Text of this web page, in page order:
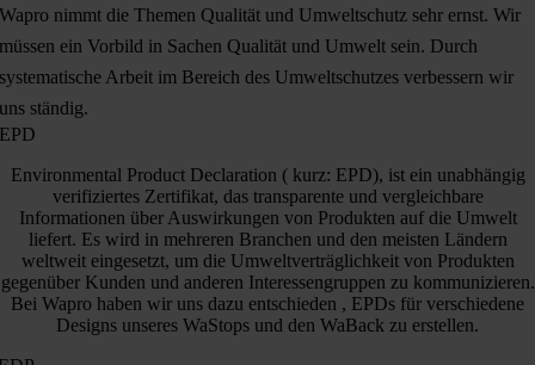
Wapro nimmt die Themen Qualität und Umweltschutz sehr ernst. Wir
müssen ein Vorbild in Sachen Qualität und Umwelt sein. Durch
systematische Arbeit im Bereich des Umweltschutzes verbessern wir
uns ständig.
EPD
Environmental Product Declaration ( kurz: EPD), ist ein unabhängig
verifiziertes Zertifikat, das transparente und vergleichbare
Informationen über Auswirkungen von Produkten auf die Umwelt
liefert. Es wird in mehreren Branchen und den meisten Ländern
weltweit eingesetzt, um die Umweltverträglichkeit von Produkten
gegenüber Kunden und anderen Interessengruppen zu kommunizieren.
Bei Wapro haben wir uns dazu entschieden , EPDs für verschiedene
Designs unseres WaStops und den WaBack zu erstellen.